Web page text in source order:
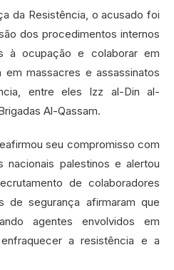
da Resistência, o acusado foi
dos procedimentos internos
à ocupação e colaborar em
massacres e assassinatos
entre eles Izz al-Din al-
Al-Qassam.
seu compromisso com
palestinos e alertou
de colaboradores
de segurança afirmaram que
agentes envolvidos em
a resistência e a